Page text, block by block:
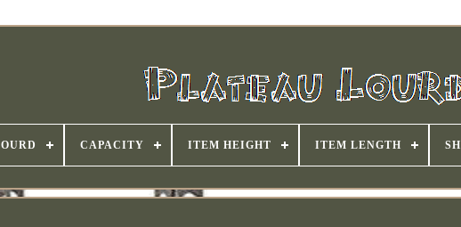
CAPACITY ITEM HEIGHT ITEM LENGTH